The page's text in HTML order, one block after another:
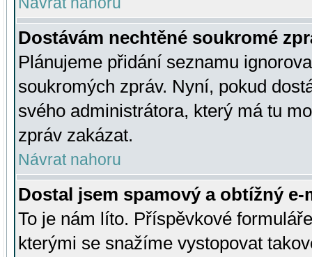
Dostávám nechtěné soukromé
Plánujeme přidání seznamu
soukromých zpráv. Nyní, pokud
svého administrátora, který má tu
zpráv zakázat.
Návrat nahoru
Dostal jsem spamový a obtížný
To je nám líto. Příspěvkové
kterými se snažíme vystopovat